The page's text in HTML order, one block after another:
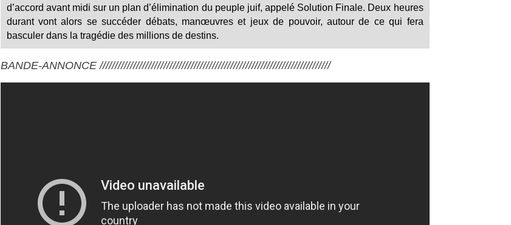
d’accord avant midi sur un plan d’élimination du peuple juif, appelé Solution Finale. Deux heures
durant vont alors se succéder débats, manœuvres et jeux de pouvoir, autour de ce qui fera
basculer dans la tragédie des millions de destins.
BANDE-ANNONCE ////////////////////////////////////////////////////////////////////////////